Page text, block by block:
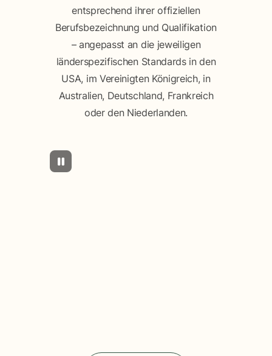
entsprechend ihrer offiziellen
Berufsbezeichnung und Qualifikation
– angepasst an die jeweiligen
länderspezifischen Standards in den
USA, im Vereinigten Königreich, in
Australien, Deutschland, Frankreich
oder den Niederlanden.
Use the Pause/Play rotation button to pause or start the